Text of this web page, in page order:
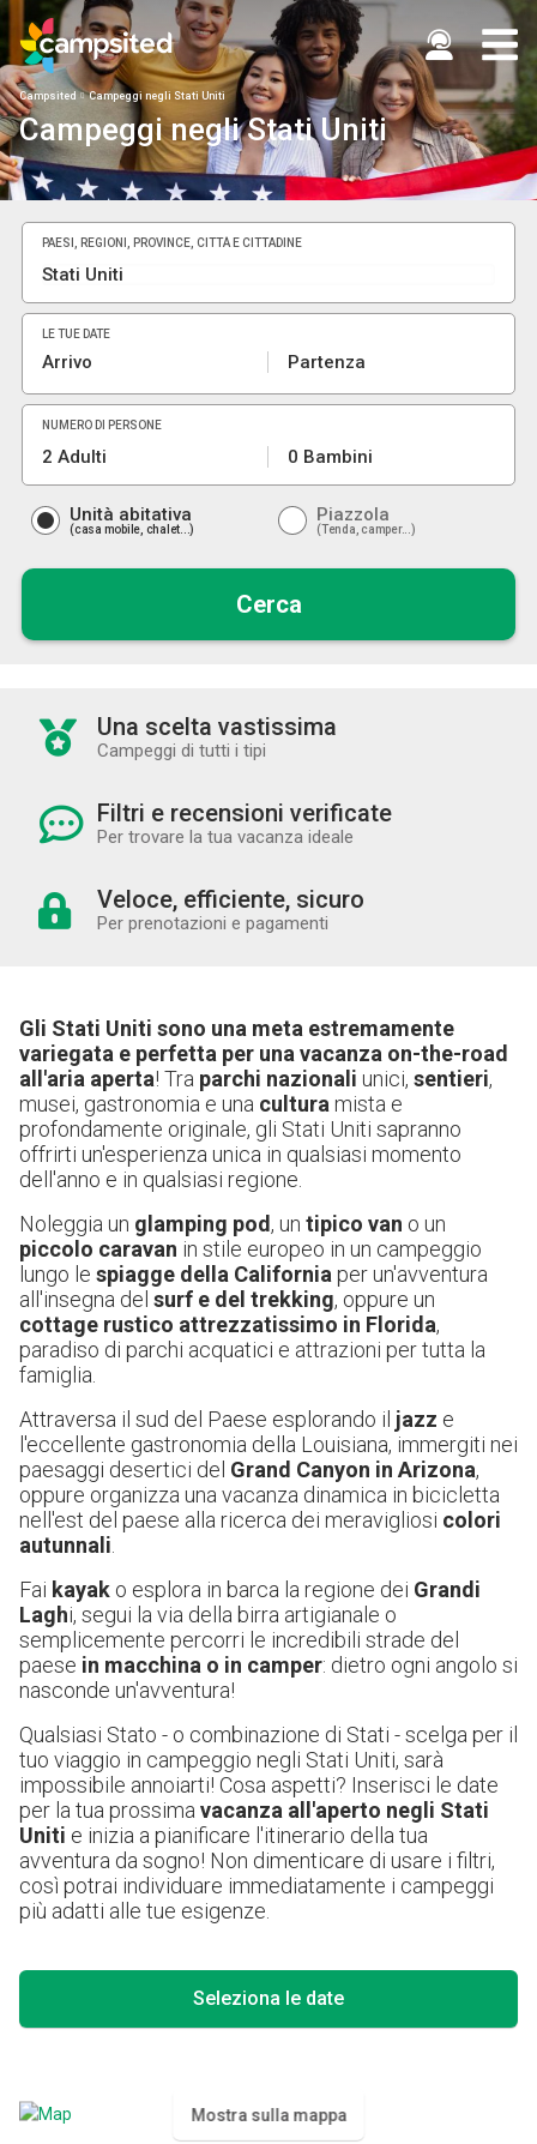
Campsited Campeggi negli Stati Uniti
Campeggi negli Stati Uniti
PAESI, REGIONI, PROVINCE, CITTÀ E CITTADINE
LE TUE DATE
Arrivo Partenza
NUMERO DI PERSONE
2 Adulti 0 Bambini
Unità abitativa
casa mobile, chalet...
Piazzola
Tenda, camper...
Cerca
Una scelta vastissima
Campeggi di tutti i tipi
Filtri e recensioni verificate
Per trovare la tua vacanza ideale
Veloce, efficiente, sicuro
Per prenotazioni e pagamenti
Gli Stati Uniti sono una meta estremamente
variegata e perfetta per una vacanza on-the-road
all'aria aperta! Tra parchi nazionali unici, sentieri,
musei, gastronomia e una cultura mista e
profondamente originale, gli Stati Uniti sapranno
offrirti un'esperienza unica in qualsiasi momento
dell'anno e in qualsiasi regione.
Noleggia un glamping pod , un tipico van o un
piccolo caravan in stile europeo in un campeggio
lungo le spiagge della California per un'avventura
all'insegna del surf e del trekking, oppure un
cottage rustico attrezzatissimo in Florida,
paradiso di parchi acquatici e attrazioni per tutta la
famiglia.
Attraversa il sud del Paese esplorando il jazz e
l'eccellente gastronomia della Louisiana, immergiti nei
paesaggi desertici del Grand Canyon in Arizona,
oppure organizza una vacanza dinamica in bicicletta
nell'est del paese alla ricerca dei meravigliosi colori
autunnali
Fai kayak o esplora in barca la regione dei Grandi
Laghi, segui la via della birra artigianale o
semplicemente percorri le incredibili strade del
paese in macchina o in camper: dietro ogni angolo si
nasconde un'avventura!
Qualsiasi Stato - o combinazione di Stati - scelga per il
tuo viaggio in campeggio negli Stati Uniti, sarà
impossibile annoiarti! Cosa aspetti? Inserisci le date
per la tua prossima vacanza all'aperto negli Stati
Uniti e inizia a pianificare l'itinerario della tua
avventura da sogno! Non dimenticare di usare i filtri,
così potrai individuare immediatamente i campeggi
più adatti alle tue esigenze.
Mostra sulla mappa
Seleziona le date